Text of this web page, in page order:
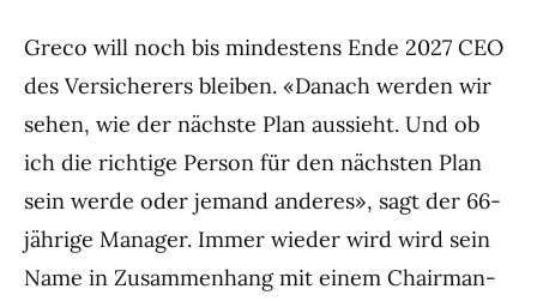
Greco will noch bis mindestens Ende 2027 CEO
des Versicherers bleiben. «Danach werden wir
sehen, wie der nächste Plan aussieht. Und ob
ich die richtige Person für den nächsten Plan
sein werde oder jemand anderes», sagt der 66-
jährige Manager. Immer wieder wird wird sein
Name in Zusammenhang mit einem Chairman-